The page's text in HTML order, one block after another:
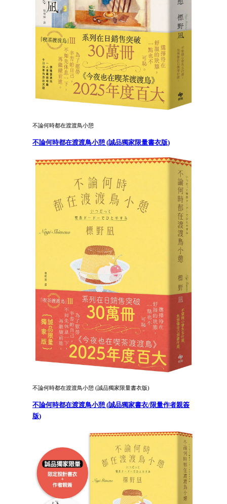
不論何時都在渡渡鳥小憩
不論何時都在渡渡鳥小憩 (誠品獨家限量書衣版)
不論何時都在渡渡鳥小憩 (誠品獨家限量書衣版)
不論何時都在渡渡鳥小憩 (誠品獨家書衣/限量作者親簽
版)